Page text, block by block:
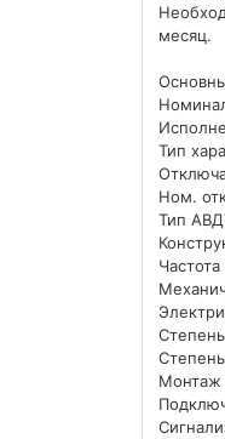
месяц.
Тип
Ном.
Тип
Монтаж